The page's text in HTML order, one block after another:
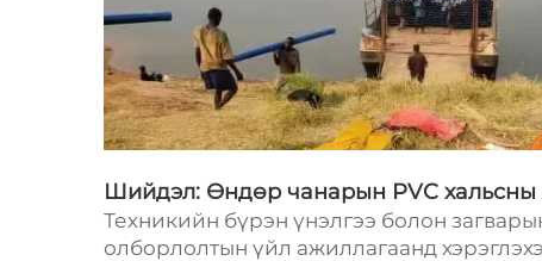
Шийдэл: Өндөр чанарын PVC хальсны
Техникийн бүрэн үнэлгээ болон
олборлолтын үйл ажиллагаанд